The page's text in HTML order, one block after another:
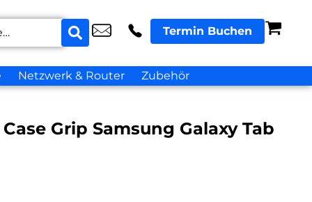
Termin Buchen
Netzwerk & Router Zubehör
Grip Samsung Galaxy Tab